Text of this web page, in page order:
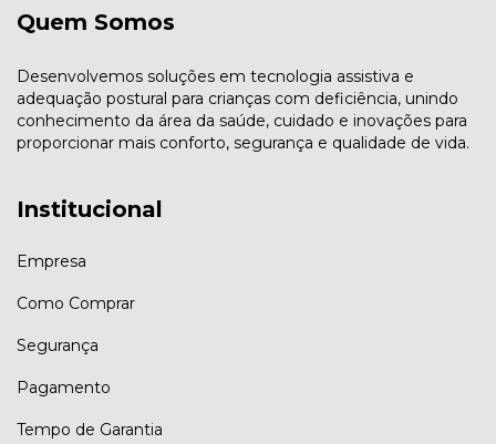
Quem Somos
Desenvolvemos soluções em tecnologia assistiva e
adequação postural para crianças com deficiência, unindo
conhecimento da área da saúde, cuidado e inovações para
proporcionar mais conforto, segurança e qualidade de vida.
Institucional
Empresa
Como Comprar
Segurança
Pagamento
Tempo de Garantia